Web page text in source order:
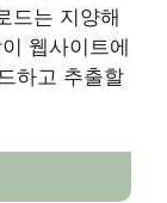
드는 지양해
웹사이트에
하고 추출할